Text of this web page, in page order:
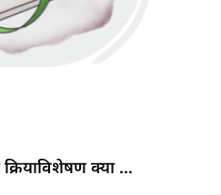
आवृत्ति का क्रियाविशेषण क्या होते हैं?